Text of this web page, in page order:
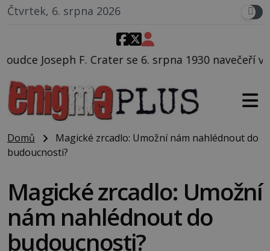
Čtvrtek, 6. srpna 2026
se 6. srpna 1930 navečeří ve své oblíbené
Domů
Magické zrcadlo: Umožní nám nahlédnout do
budoucnosti?
Magické zrcadlo: Umožní
nám nahlédnout do
budoucnosti?